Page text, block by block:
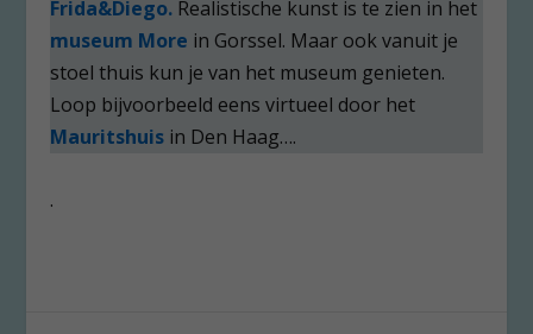
Frida&Diego. Realistische kunst is te zien in het
museum More in Gorssel. Maar ook vanuit je
stoel thuis kun je van het museum genieten.
Loop bijvoorbeeld eens virtueel door het
Mauritshuis in Den Haag….
.